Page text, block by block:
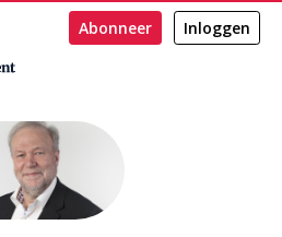
Abonneer Inloggen